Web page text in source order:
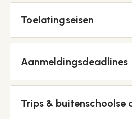
Toelatingseisen
Aanmeldingsdeadlines
Trips &